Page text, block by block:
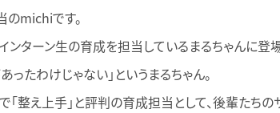
のmichiです。
ンターン生の育成を担当しているまるちゃんに登
たわけじゃない」というまるちゃん。
「整え上手」と評判の育成担当として、後輩たちの